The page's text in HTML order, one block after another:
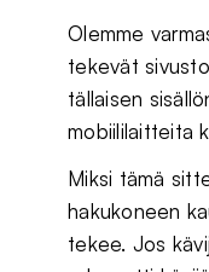
Olemme
tekevät
tällaisen
mobiililaitteita
Miksi tämä
hakukoneen
tekee. Jos